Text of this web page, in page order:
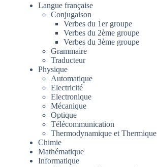
Langue française
Conjugaison
Verbes du 1er groupe
Verbes du 2ème groupe
Verbes du 3ème groupe
Grammaire
Traducteur
Physique
Automatique
Electricité
Electronique
Mécanique
Optique
Télécommunication
Thermodynamique et Thermique
Chimie
Mathématique
Informatique